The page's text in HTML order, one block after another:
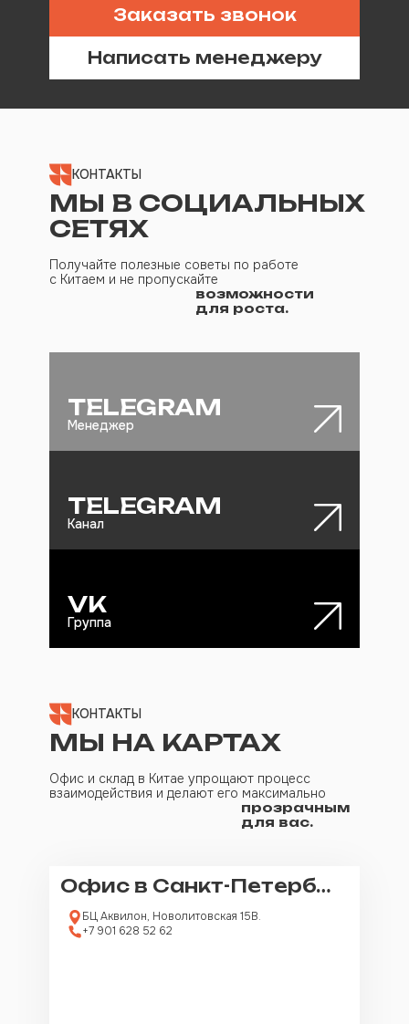
Заказать звонок
Написать менеджеру
КОНТАКТЫ
МЫ В СОЦИАЛЬНЫХ
СЕТЯХ
Получайте полезные советы по работе
с Китаем и не пропускайте
возможности
для роста.
TELEGRAM
Менеджер
TELEGRAM
Канал
VK
Группа
КОНТАКТЫ
МЫ НА КАРТАХ
Офис и склад в Китае упрощают процесс
взаимодействия и делают его максимально
прозрачным
для вас.
Офис в Санкт-Петербурге
БЦ Аквилон, Новолитовская 15В.
+7 901 628 52 62